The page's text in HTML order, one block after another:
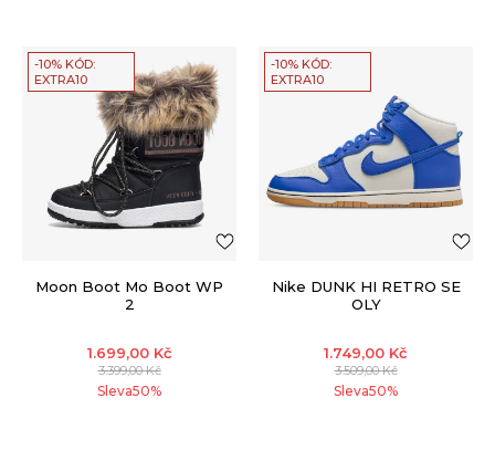
-10% KÓD:
EXTRA10
Moon Boot Mo Boot WP
2
1.699,00 Kč
3.399,00Kč
Sleva50%
-10% KÓD:
EXTRA10
Nike DUNK HI RETRO SE
OLY
1.749,00 Kč
3.509,00Kč
Sleva50%